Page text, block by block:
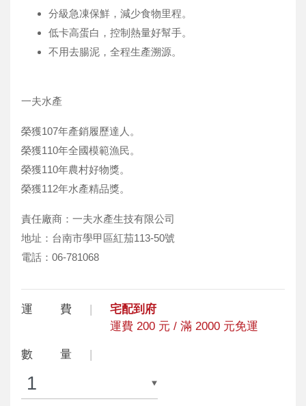
分級急凍保鮮，減少食物里程。
低卡高蛋白，控制熱量好幫手。
不用去腸泥，全程生產溯源。
一夫水產
榮獲107年產銷履歷達人。
榮獲110年全國模範漁民。
榮獲110年農村好物獎。
榮獲112年水產精品獎。
責任廠商：一夫水產生技有限公司
地址：台南市學甲區紅茄113-50號
電話：06-781068
運 費
宅配到府
運費 200 元 / 滿 2000 元免運
數 量